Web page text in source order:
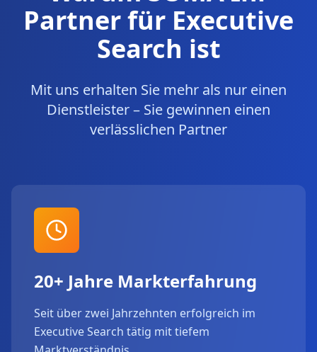
Partner für Executive
Search ist
Mit uns erhalten Sie mehr als nur einen
Dienstleister – Sie gewinnen einen
verlässlichen Partner
20+ Jahre Markterfahrung
Seit über zwei Jahrzehnten erfolgreich im
Executive Search tätig mit tiefem